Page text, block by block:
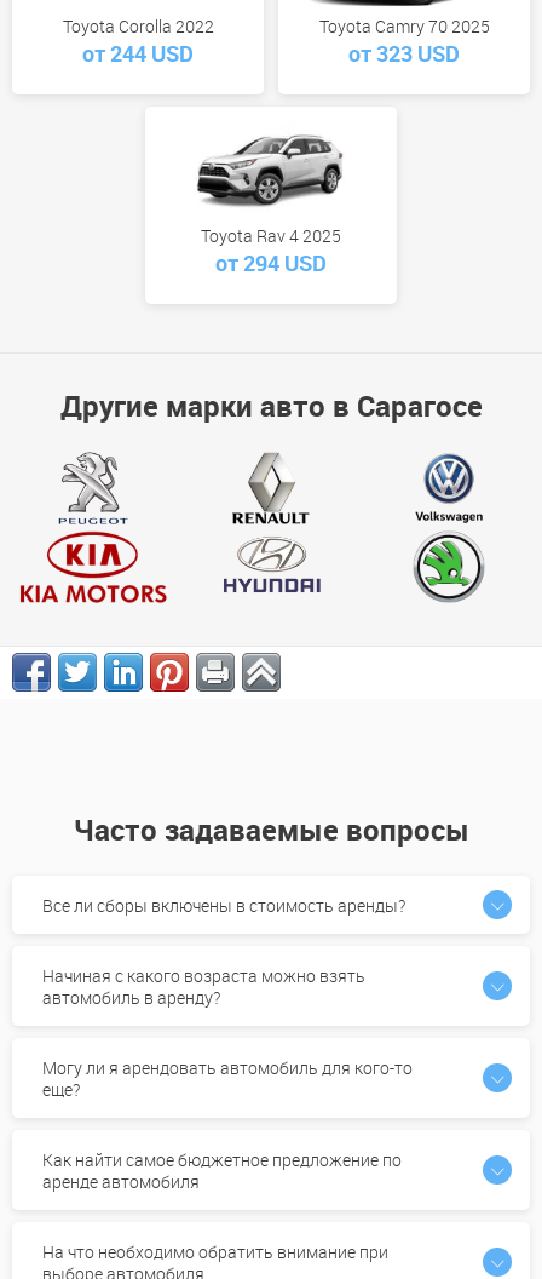
Toyota Corolla 2022
от 244 USD
Toyota Camry 70 2025
от 323 USD
Toyota Rav 4 2025
от 294 USD
Другие марки авто в Сарагосе
Часто задаваемые вопросы
Все ли сборы включены в стоимость аренды?
Начиная с какого возраста можно взять
автомобиль в аренду?
Могу ли я арендовать автомобиль для кого-то
еще?
Как найти самое бюджетное предложение по
аренде автомобиля
На что необходимо обратить внимание при
выборе автомобиля